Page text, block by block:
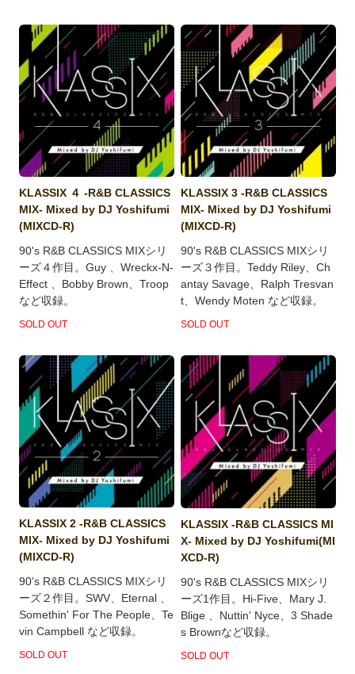
KLASSIX ４ -R&B CLASSICS
MIX- Mixed by DJ Yoshifumi
(MIXCD-R)
90's R&B CLASSICS MIXシリ
ーズ４作目。Guy 、Wreckx-N-
Effect 、Bobby Brown、Troop
など収録。
SOLD OUT
KLASSIX 3 -R&B CLASSICS
MIX- Mixed by DJ Yoshifumi
(MIXCD-R)
90's R&B CLASSICS MIXシリ
ーズ３作目。Teddy Riley、Ch
antay Savage、Ralph Tresvan
t、Wendy Moten など収録。
SOLD OUT
KLASSIX 2 -R&B CLASSICS
MIX- Mixed by DJ Yoshifumi
(MIXCD-R)
90's R&B CLASSICS MIXシリ
ーズ２作目。SWV、Eternal 、
Somethin' For The People、Te
vin Campbell など収録。
SOLD OUT
KLASSIX -R&B CLASSICS MI
X- Mixed by DJ Yoshifumi(MI
XCD-R)
90's R&B CLASSICS MIXシリ
ーズ1作目。Hi-Five、Mary J.
Blige 、Nuttin' Nyce、3 Shade
s Brownなど収録。
SOLD OUT